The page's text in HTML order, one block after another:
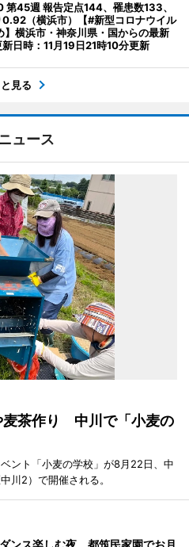
第45週 報告定点144、罹患数133、
0.92（横浜市）【#新型コロナウイル
】横浜市・神奈川県・国からの最新
日時：11月19日21時10分更新
見る
ュース
麦茶作り 中川で「小麦の
ント「小麦の学校」が8月22日、中
川2）で開催される。